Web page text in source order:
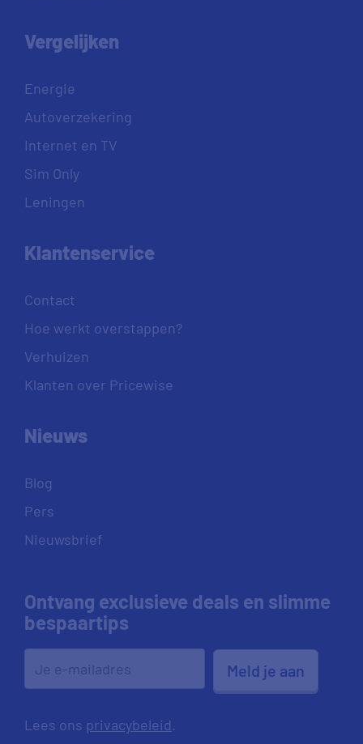
Vergelijken
Energie
Autoverzekering
Internet en TV
Sim Only
Leningen
Klantenservice
Contact
Hoe werkt overstappen?
Verhuizen
Klanten over Pricewise
Nieuws
Blog
Pers
Nieuwsbrief
Ontvang exclusieve deals en slimme
bespaartips
Meld je aan
Lees ons privacybeleid.